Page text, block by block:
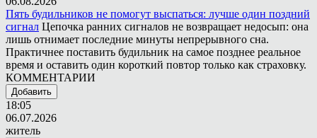
Пять будильников не помогут выспаться: лучше один поздний
сигнал Цепочка ранних сигналов не возвращает недосып: она
лишь отнимает последние минуты непрерывного сна.
Практичнее поставить будильник на самое позднее реальное
время и оставить один короткий повтор только как страховку.
КОММЕНТАРИИ
Добавить
18:05
06.07.2026
житель